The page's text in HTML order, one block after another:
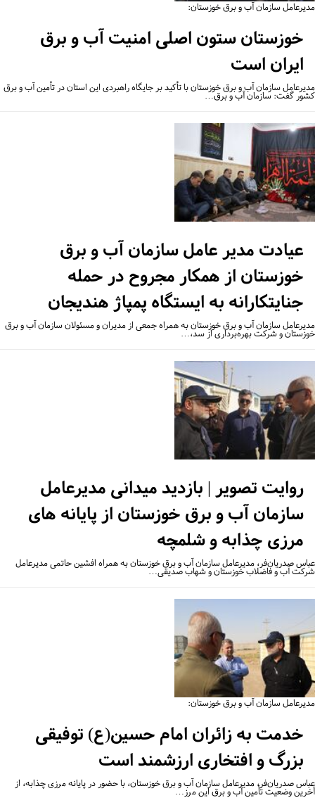
سازمان آب و برق خوزستان:
خوزستان ستون اصلی امنیت آب و برق
ایران است
سازمان آب و برق خوزستان با تأکید بر جایگاه راهبردی این استان در تأمین آب و برق
گفت: سازمان آب و برق…
عیادت مدیر عامل سازمان آب و برق
خوزستان از همکار مجروح در حمله
جنایتکارانه به ایستگاه پمپاژ هندیجان
سازمان آب و برق خوزستان به همراه جمعی از مدیران و مسئولان سازمان آب و برق
و شرکت بهره‌برداری از سد،…
روایت تصویر | بازدید میدانی مدیرعامل
سازمان آب و برق خوزستان از پایانه های
مرزی چذابه و شلمچه
صدریان‌فر، مدیرعامل سازمان آب و برق خوزستان به همراه افشین حاتمی مدیرعامل
آب و فاضلاب خوزستان و شهاب صدیقی…
سازمان آب و برق خوزستان:
خدمت به زائران امام حسین(ع) توفیقی
بزرگ و افتخاری ارزشمند است
صدریان‌فر، مدیرعامل سازمان آب و برق خوزستان، با حضور در پایانه مرزی چذابه، از
وضعیت تأمین آب و برق این مرز…